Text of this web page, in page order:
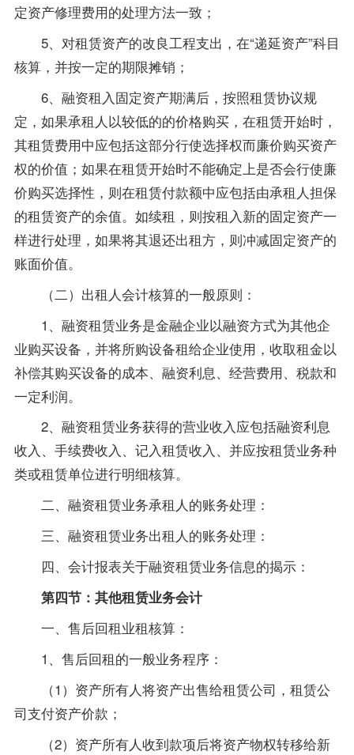
定资产修理费用的处理方法一致；
5、对租赁资产的改良工程支出，在“递延资产”科目
核算，并按一定的期限摊销；
6、融资租入固定资产期满后，按照租赁协议规
定，如果承租人以较低的的价格购买，在租赁开始时，
其租赁费用中应包括这部分行使选择权而廉价购买资产
权的价值；如果在租赁开始时不能确定上是否会行使廉
价购买选择性，则在租赁付款额中应包括由承租人担保
的租赁资产的余值。如续租，则按租入新的固定资产一
样进行处理，如果将其退还出租方，则冲减固定资产的
账面价值。
（二）出租人会计核算的一般原则：
1、融资租赁业务是金融企业以融资方式为其他企
业购买设备，并将所购设备租给企业使用，收取租金以
补偿其购买设备的成本、融资利息、经营费用、税款和
一定利润。
2、融资租赁业务获得的营业收入应包括融资利息
收入、手续费收入、记入租赁收入、并应按租赁业务种
类或租赁单位进行明细核算。
二、融资租赁业务承租人的账务处理：
三、融资租赁业务出租人的账务处理：
四、会计报表关于融资租赁业务信息的揭示：
第四节：其他租赁业务会计
一、售后回租业租核算：
1、售后回租的一般业务程序：
（1）资产所有人将资产出售给租赁公司，租赁公
司支付资产价款；
（2）资产所有人收到款项后将资产物权转移给新